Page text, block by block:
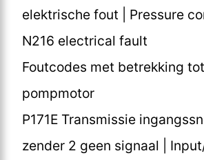
elektrische fout | Pressure
N216 electrical fault
Foutcodes met betrekking
pompmotor
P171E Transmissie
zender 2 geen signaal |